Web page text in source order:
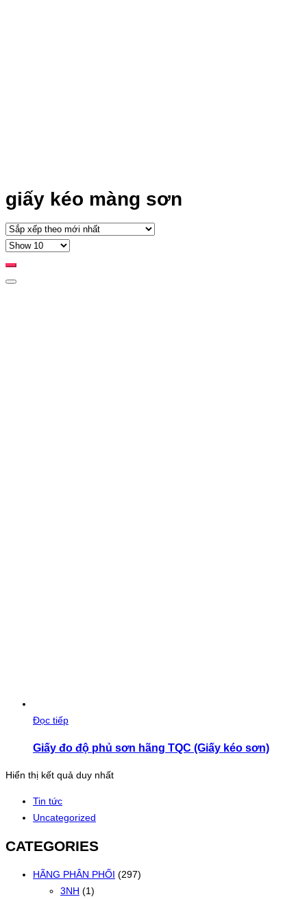
giấy kéo màng sơn
Đọc tiếp
Giấy đo độ phủ sơn hãng TQC (Giấy kéo sơn)
Hiển thị kết quả duy nhất
Tin tức
Uncategorized
CATEGORIES
HÃNG PHÂN PHỐI (297)
3NH (1)